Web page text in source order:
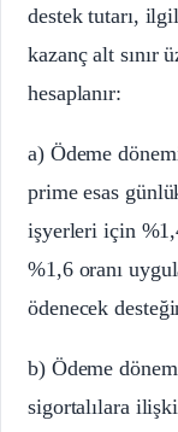
destek tutarı,
kazanç alt sınır
hesaplanır:
a) Ödeme
prime esas
işyerleri için
%1,6 oranı
ödenecek
b) Ödeme
sigortalılara